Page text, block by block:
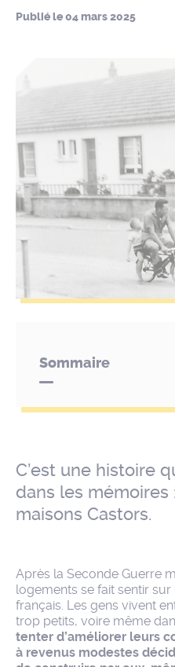
Publié le04 mars 2025
Sommaire
C’est une histoire
dans les mémoires
maisons Castors.
Après la Seconde Guerre
logements se fait sentir
français. Les gens vivent
trop petits, voire même
tenter d’améliorer leurs
à revenus modestes